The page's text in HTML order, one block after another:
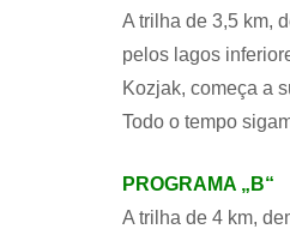
A trilha de 3,5 km,
pelos lagos
Kozjak, começa a
Todo o tempo
PROGRAMA „B“
A trilha de 4 km,